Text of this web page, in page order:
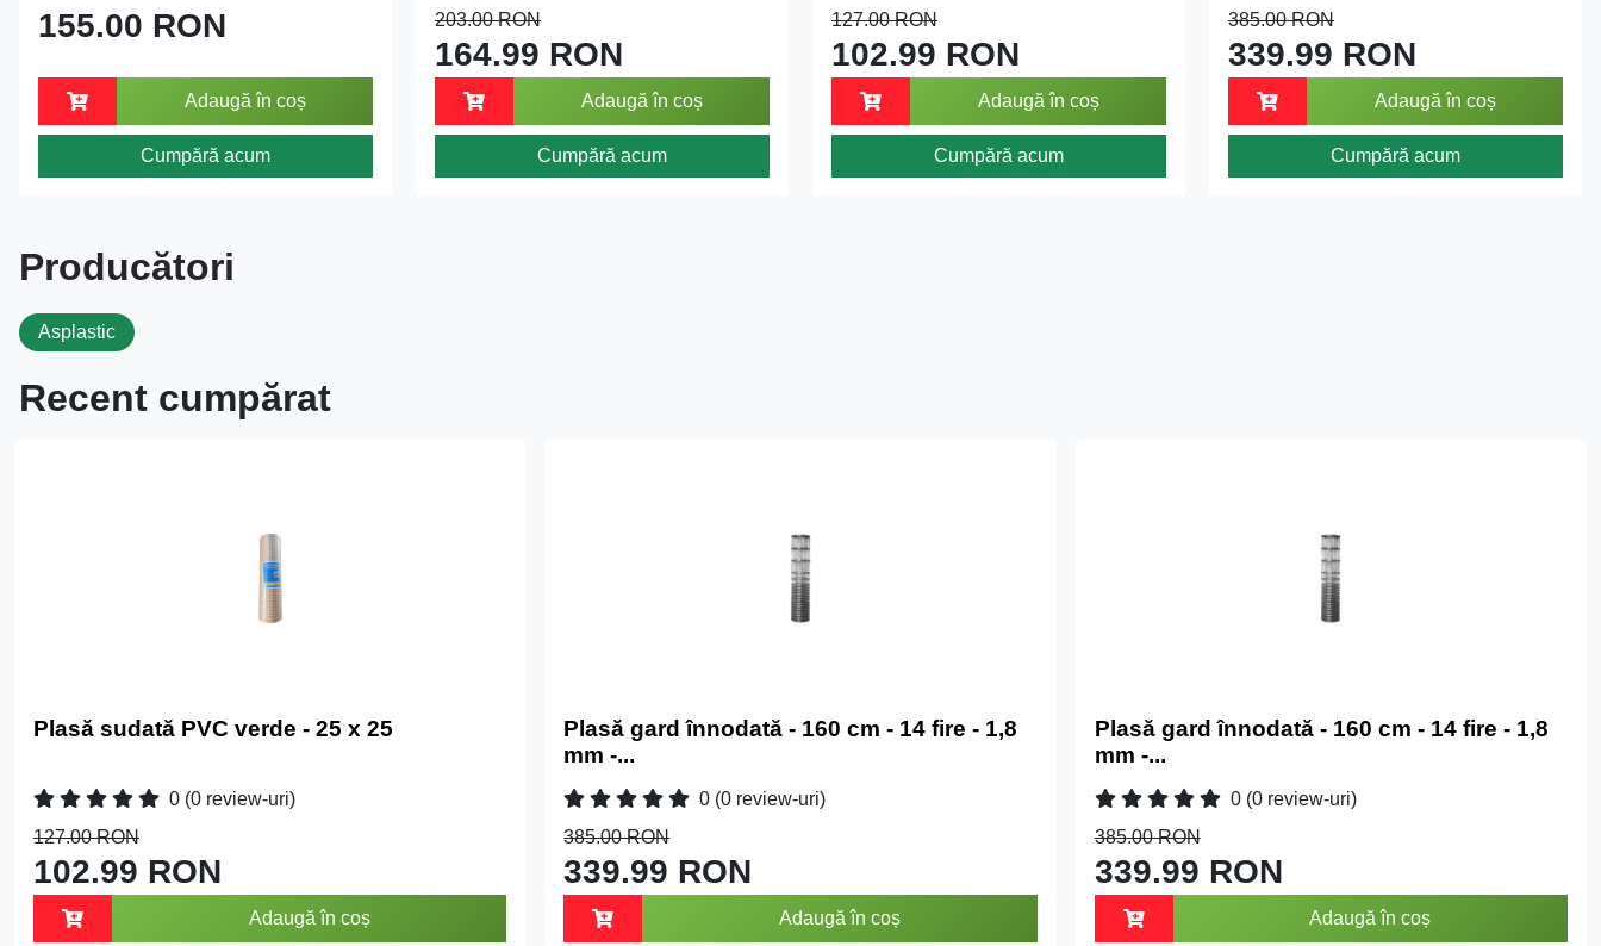
155.00 RON
Adaugă în coș
Cumpără acum
203.00 RON
164.99 RON
Adaugă în coș
Cumpără acum
127.00 RON
102.99 RON
Adaugă în coș
Cumpără acum
385.00 RON
339.99 RON
Adaugă în coș
Cumpără acum
Producători
Asplastic
Recent cumpărat
Plasă sudată PVC verde - 25 x 25
0 (0 review-uri)
127.00 RON
102.99 RON
Adaugă în coș
Plasă gard înnodată - 160 cm - 14 fire - 1,8
mm -...
0 (0 review-uri)
385.00 RON
339.99 RON
Adaugă în coș
Plasă gard înnodată - 160 cm - 14 fire - 1,8
mm -...
0 (0 review-uri)
385.00 RON
339.99 RON
Adaugă în coș